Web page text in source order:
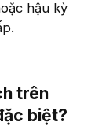
hậu kỳ
trên
biệt?​